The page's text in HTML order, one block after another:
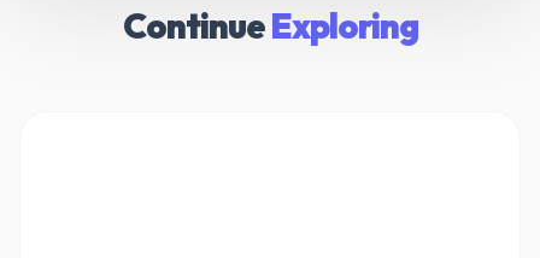
ContinueExploring